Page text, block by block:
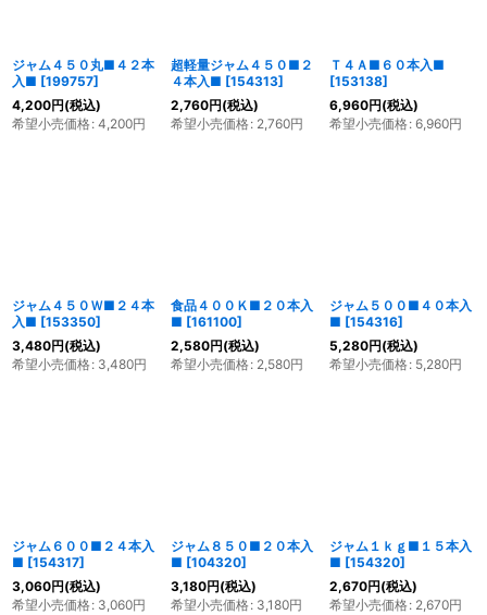
ジャム４５０丸■４２本
入■ [199757]
4,200円(税込)
希望小売価格: 4,200円
超軽量ジャム４５０■２
４本入■ [154313]
2,760円(税込)
希望小売価格: 2,760円
Ｔ４Ａ■６０本入■
[153138]
6,960円(税込)
希望小売価格: 6,960円
ジャム４５０Ｗ■２４本
入■ [153350]
3,480円(税込)
希望小売価格: 3,480円
食品４００Ｋ■２０本入
■ [161100]
2,580円(税込)
希望小売価格: 2,580円
ジャム５００■４０本入
■ [154316]
5,280円(税込)
希望小売価格: 5,280円
ジャム６００■２４本入
■ [154317]
3,060円(税込)
希望小売価格: 3,060円
ジャム８５０■２０本入
■ [104320]
3,180円(税込)
希望小売価格: 3,180円
ジャム１ｋｇ■１５本入
■ [154320]
2,670円(税込)
希望小売価格: 2,670円